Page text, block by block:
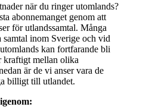
när du ringer utomlands?
abonnemanget genom att
för utlandssamtal. Många
inom Sverige och vid
kan fortfarande bli
kraftigt mellan olika
är de vi anser vara de
billigt till utlandet.